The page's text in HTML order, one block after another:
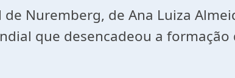
Nuremberg, de Ana Luiza
que desencadeou a formação